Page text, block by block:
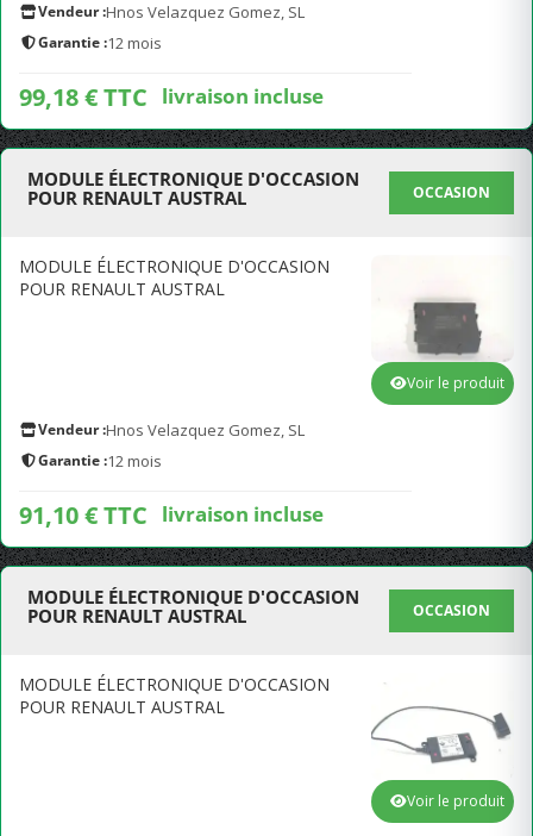
Vendeur :Hnos Velazquez Gomez, SL
Garantie :12 mois
99,18 € TTC livraison incluse
MODULE ÉLECTRONIQUE D'OCCASION
POUR RENAULT AUSTRAL
OCCASION
MODULE ÉLECTRONIQUE D'OCCASION
POUR RENAULT AUSTRAL
Vendeur :Hnos Velazquez Gomez, SL
Garantie :12 mois
91,10 € TTC livraison incluse
Voir le produit
MODULE ÉLECTRONIQUE D'OCCASION
POUR RENAULT AUSTRAL
OCCASION
MODULE ÉLECTRONIQUE D'OCCASION
POUR RENAULT AUSTRAL
Voir le produit